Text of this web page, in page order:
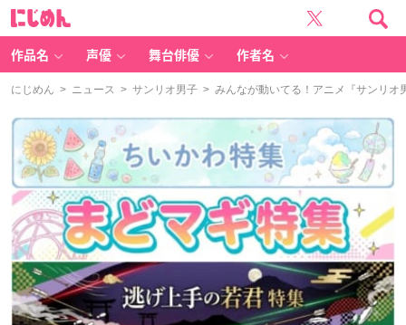
作品名 声優 舞台俳優 作者名
にじめん > ニュース > サンリオ男子 > みんなが動いてる！アニメ『サンリオ